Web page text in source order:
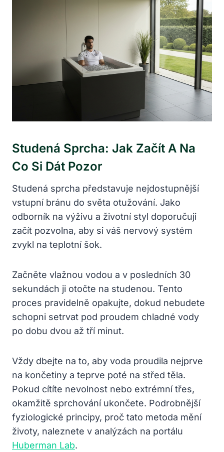
Studená Sprcha: Jak Začít A Na
Co Si Dát Pozor
Studená sprcha představuje nejdostupnější
vstupní bránu do světa otužování. Jako
odborník na výživu a životní styl doporučuji
začít pozvolna, aby si váš nervový systém
zvykl na teplotní šok.
Začněte vlažnou vodou a v posledních 30
sekundách ji otočte na studenou. Tento
proces pravidelně opakujte, dokud nebudete
schopni setrvat pod proudem chladné vody
po dobu dvou až tří minut.
Vždy dbejte na to, aby voda proudila nejprve
na končetiny a teprve poté na střed těla.
Pokud cítíte nevolnost nebo extrémní třes,
okamžitě sprchování ukončete. Podrobnější
fyziologické principy, proč tato metoda mění
životy, naleznete v analýzách na portálu
Huberman Lab.